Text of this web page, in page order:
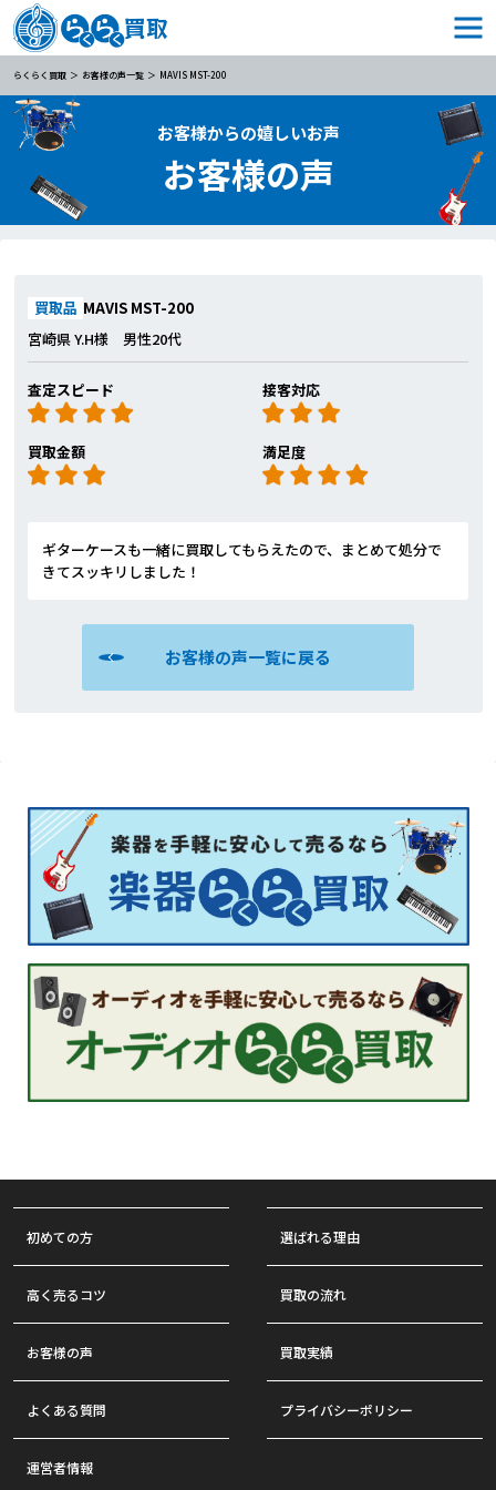
らくらく買取 お客様の声一覧 MAVIS MST-200
お客様からの嬉しいお声
お客様の声
買取品 MAVIS MST-200
宮崎県 Y.H様 男性20代
査定スピード 接客対応
買取金額 満足度
ギターケースも一緒に買取してもらえたので、まとめて処分で
きてスッキリしました！
お客様の声一覧に戻る
初めての方 選ばれる理由
高く売るコツ 買取の流れ
お客様の声 買取実績
よくある質問 プライバシーポリシー
運営者情報